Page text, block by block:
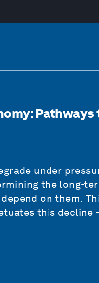
under
the long-
on them.
this decline